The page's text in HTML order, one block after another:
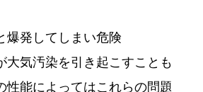
爆発してしまい危険
大気汚染を引き起こすことも
性能によってはこれらの問題